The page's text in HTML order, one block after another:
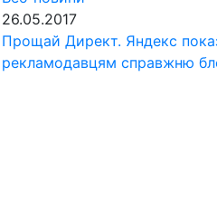
26.05.2017
Прощай Директ. Яндекс
рекламодавцям справжню